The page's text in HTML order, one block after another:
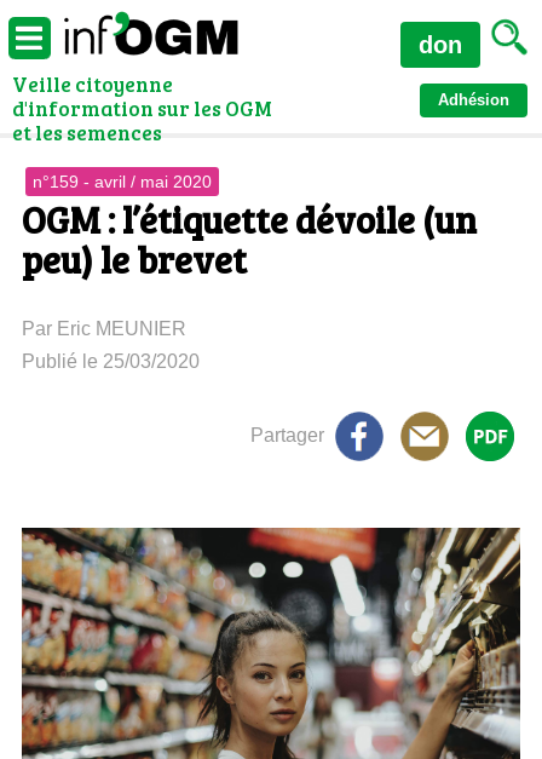
Veille citoyenne
d'information sur les OGM
et les semences
Adhésion
don
n°159 - avril / mai 2020
OGM : l’étiquette dévoile (un
peu) le brevet
Par Eric MEUNIER
Publié le 25/03/2020
Partager